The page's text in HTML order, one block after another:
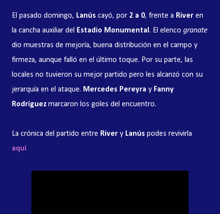
El pasado domingo, Lanús cayó, por 2 a 0, frente a River en
la cancha auxiliar del Estadio Monumental . El elenco granate
dio muestras de mejoría, buena distribución en el campo y
firmeza, aunque falló en el último toque. Por su parte, las
locales no tuvieron su mejor partido pero les alcanzó con su
jerarquía en el ataque. Mercedes Pereyra y Fanny
Rodríguezmarcaron los goles del encuentro.
La crónica del partido entre River y Lanús podes revivirla
aquí